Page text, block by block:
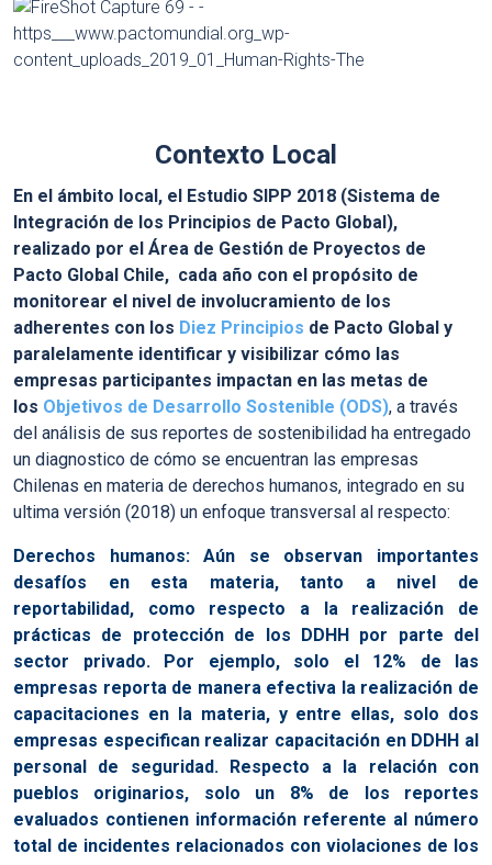
Contexto Local
En el ámbito local, el Estudio SIPP 2018 (Sistema de
Integración de los Principios de Pacto Global),
realizado por el Área de Gestión de Proyectos de
Pacto Global Chile, cada año con el propósito de
monitorear el nivel de involucramiento de los
adherentes con los Diez Principios de Pacto Global y
paralelamente identificar y visibilizar cómo las
empresas participantes impactan en las metas de
los Objetivos de Desarrollo Sostenible (ODS), a través
del análisis de sus reportes de sostenibilidad ha entregado
un diagnostico de cómo se encuentran las empresas
Chilenas en materia de derechos humanos, integrado en su
ultima versión (2018) un enfoque transversal al respecto:
Derechos humanos: Aún se observan importantes
desafíos en esta materia, tanto a nivel de
reportabilidad, como respecto a la realización de
prácticas de protección de los DDHH por parte del
sector privado. Por ejemplo, solo el 12% de las
empresas reporta de manera efectiva la realización de
capacitaciones en la materia, y entre ellas, solo dos
empresas especifican realizar capacitación en DDHH al
personal de seguridad. Respecto a la relación con
pueblos originarios, solo un 8% de los reportes
evaluados contienen información referente al número
total de incidentes relacionados con violaciones de los